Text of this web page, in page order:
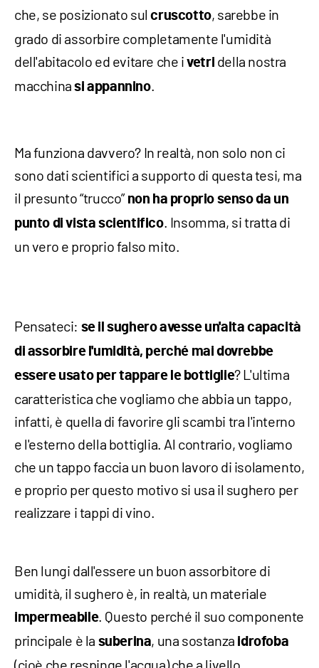
che, se posizionato sulcruscotto, sarebbe in
grado di assorbire completamente l'umidità
dell'abitacolo ed evitare che ivetri della nostra
macchinasi appannino.
Ma funziona davvero? In realtà, non solo non ci
sono dati scientifici a supporto di questa tesi, ma
il presunto “trucco” non ha proprio senso da un
punto di vista scientifico. Insomma, si tratta di
un vero e proprio falso mito.
Pensateci: se il sughero avesse un'alta capacità
di assorbire l'umidità, perché mai dovrebbe
essere usato per tappare le bottiglie? L'ultima
caratteristica che vogliamo che abbia un tappo,
infatti, è quella di favorire gli scambi tra l'interno
e l'esterno della bottiglia. Al contrario, vogliamo
che un tappo faccia un buon lavoro di isolamento,
e proprio per questo motivo si usa il sughero per
realizzare i tappi di vino.
Ben lungi dall'essere un buon assorbitore di
umidità, il sughero è, in realtà, un materiale
impermeabile. Questo perché il suo componente
principale è la suberina, una sostanza idrofoba
(cioè che respinge l'acqua) che a livello